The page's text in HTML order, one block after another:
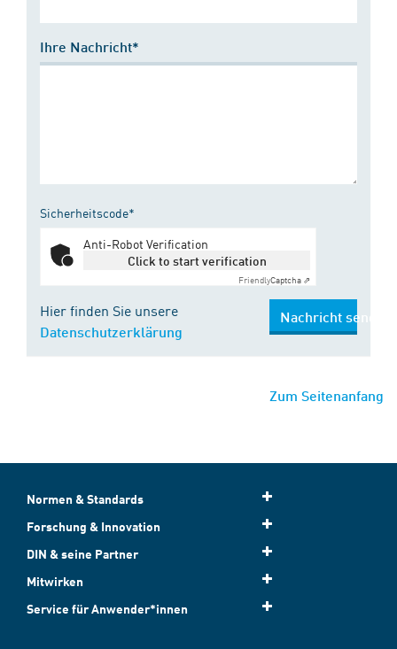
Ihre Nachricht*
Sicherheitscode*
Anti-Robot Verification
Click to start verification
FriendlyCaptcha ⇗
Hier finden Sie unsere
Datenschutzerklärung
Nachricht senden
Zum Seitenanfang
Normen & Standards
Forschung & Innovation
DIN & seine Partner
Mitwirken
Service für Anwender*innen